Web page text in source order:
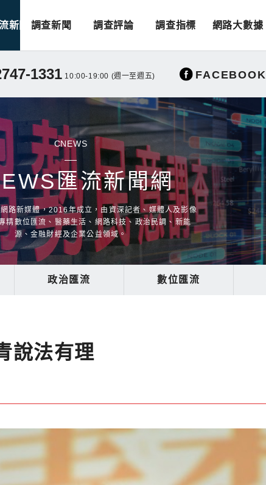
新聞 調查新聞 調查評論 調查指標 網路大數據
1331 10:00-19:00 (週一至週五) FACEBOOK
CNEWS
匯流新聞網
路新媒體，2016年成立，由資深記者、媒體人及影像
精數位匯流、醫藥生活、網路科技、政治民調、新能
源、金融財經及企業公益領域。
政治匯流 數位匯流
說法有理